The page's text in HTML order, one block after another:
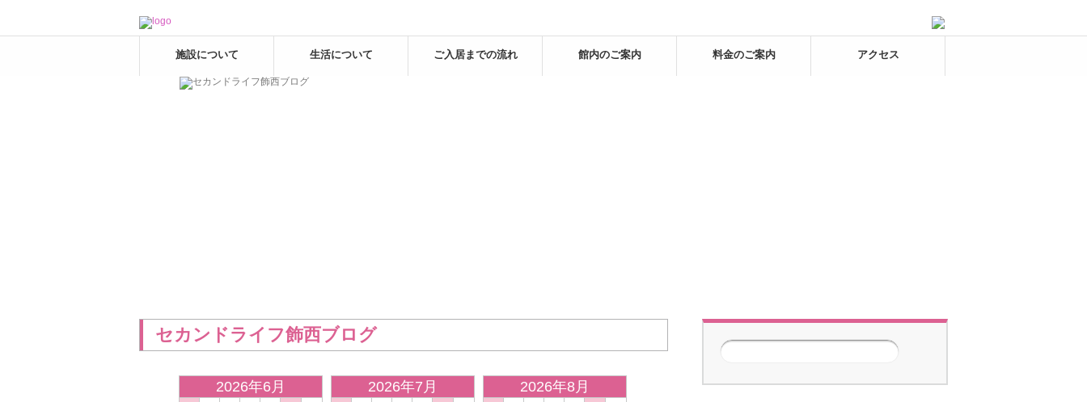
施設について 生活について ご入居までの流れ 館内のご案内 料金のご案内 アクセス
セカンドライフ飾西ブログ
2026年6月 2026年7月 2026年8月 2026年3月 2026年4月